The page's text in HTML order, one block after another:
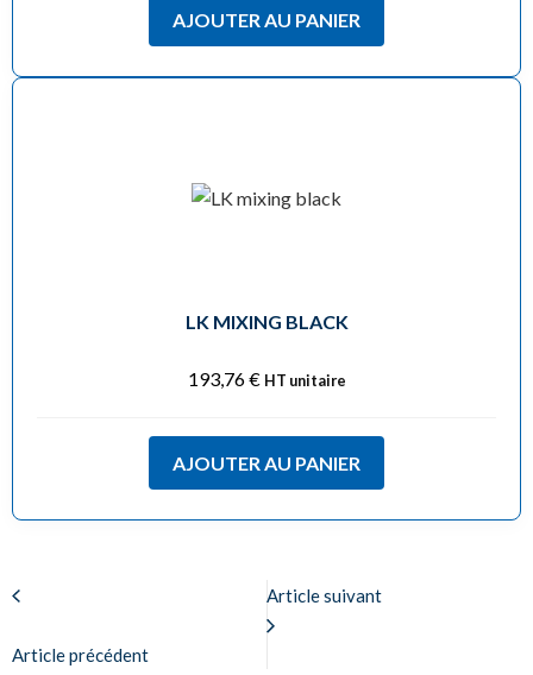
AJOUTER AU PANIER
LK MIXING BLACK
193,76€ HT unitaire
AJOUTER AU PANIER
Article précédent
Article suivant